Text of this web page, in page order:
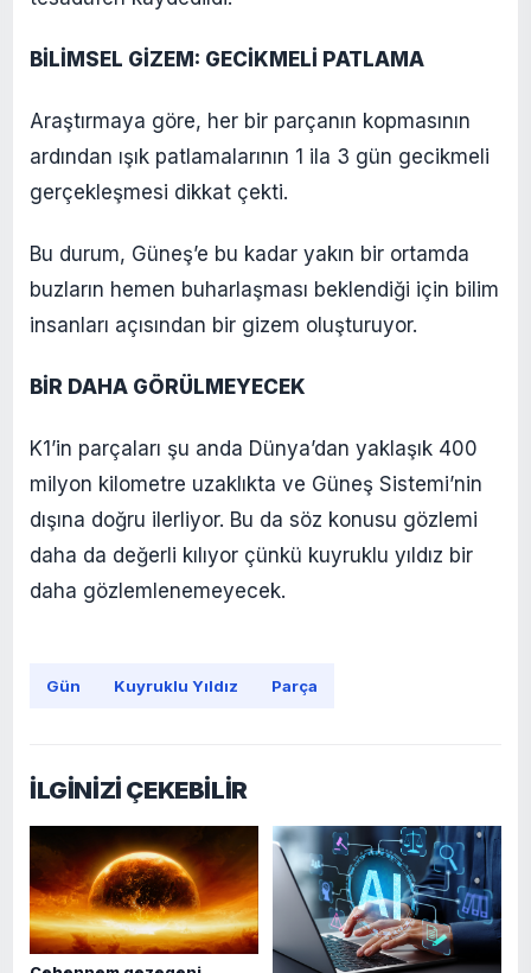
BİLİMSEL GİZEM: GECİKMELİ PATLAMA
Araştırmaya göre, her bir parçanın kopmasının
ardından ışık patlamalarının 1 ila 3 gün gecikmeli
gerçekleşmesi dikkat çekti.
Bu durum, Güneş’e bu kadar yakın bir ortamda
buzların hemen buharlaşması beklendiği için bilim
insanları açısından bir gizem oluşturuyor.
BİR DAHA GÖRÜLMEYECEK
K1’in parçaları şu anda Dünya’dan yaklaşık 400
milyon kilometre uzaklıkta ve Güneş Sistemi’nin
dışına doğru ilerliyor. Bu da söz konusu gözlemi
daha da değerli kılıyor çünkü kuyruklu yıldız bir
daha gözlemlenemeyecek.
Gün Kuyruklu Yıldız Parça
İLGİNİZİ ÇEKEBİLİR